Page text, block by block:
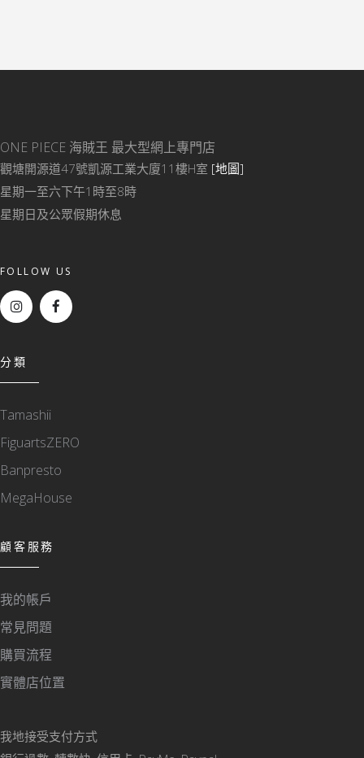
ONE PIECE 海賊王 最大型網上專門店
觀塘開源道47號凱源工業大廈11樓H室 [地圖]
星期一至六下午1時至8時
星期日及公眾假期休息
FOLLOW US
分類
Tamashii
FiguartsZERO
Banpresto
MegaHouse
顧客服務
我的帳戶
常見問題
購買流程
實體店位置
我地接受支付方式